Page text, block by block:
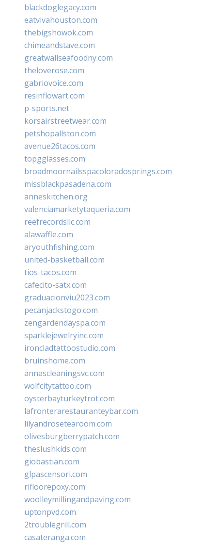
blackdoglegacy.com
eatvivahouston.com
thebigshowok.com
chimeandstave.com
greatwallseafoodny.com
theloverose.com
gabriovoice.com
resinflowart.com
p-sports.net
korsairstreetwear.com
petshopallston.com
avenue26tacos.com
topgglasses.com
broadmoornailsspacoloradosprings.com
missblackpasadena.com
anneskitchen.org
valenciamarketytaqueria.com
reefrecordsllc.com
alawaffle.com
aryouthfishing.com
united-basketball.com
tios-tacos.com
cafecito-satx.com
graduacionviu2023.com
pecanjackstogo.com
zengardendayspa.com
sparklejewelryinc.com
ironcladtattoostudio.com
bruinshome.com
annascleaningsvc.com
wolfcitytattoo.com
oysterbayturkeytrot.com
lafronterarestauranteybar.com
lilyandrosetearoom.com
olivesburgberrypatch.com
theslushkids.com
giobastian.com
glpascensori.com
rifloorepoxy.com
woolleymillingandpaving.com
uptonpvd.com
2troublegrill.com
casateranga.com